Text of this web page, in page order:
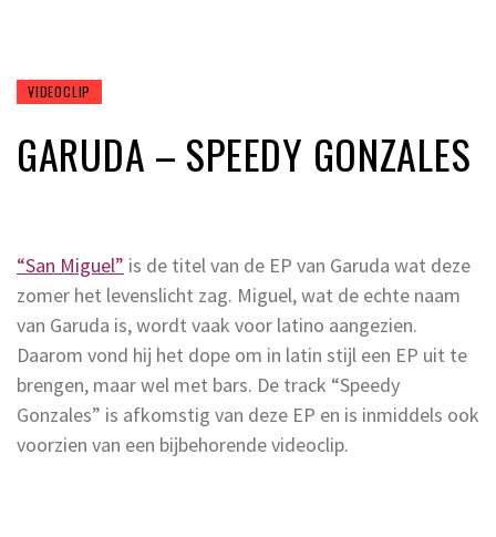
VIDEOCLIP
GARUDA – SPEEDY GONZALES
“San Miguel” is de titel van de EP van Garuda wat deze
zomer het levenslicht zag. Miguel, wat de echte naam
van Garuda is, wordt vaak voor latino aangezien.
Daarom vond hij het dope om in latin stijl een EP uit te
brengen, maar wel met bars. De track “Speedy
Gonzales” is afkomstig van deze EP en is inmiddels ook
voorzien van een bijbehorende videoclip.